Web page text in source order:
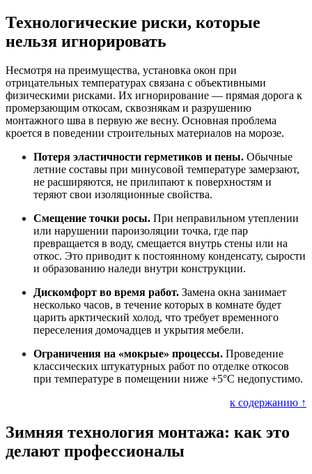
Технологические риски, которые
нельзя игнорировать
Несмотря на преимущества, установка окон при
отрицательных температурах связана с объективными
физическими рисками. Их игнорирование — прямая дорога к
промерзающим откосам, сквознякам и разрушению
монтажного шва в первую же весну. Основная проблема
кроется в поведении строительных материалов на морозе.
Потеря эластичности герметиков и пены. Обычные
летние составы при минусовой температуре замерзают,
не расширяются, не прилипают к поверхностям и
теряют свои изоляционные свойства.
Смещение точки росы. При неправильном утеплении
или нарушении пароизоляции точка, где пар
превращается в воду, смещается внутрь стены или на
откос. Это приводит к постоянному конденсату, сырости
и образованию наледи внутри конструкции.
Дискомфорт во время работ. Замена окна занимает
несколько часов, в течение которых в комнате будет
царить арктический холод, что требует временного
переселения домочадцев и укрытия мебели.
Ограничения на «мокрые» процессы. Проведение
классических штукатурных работ по отделке откосов
при температуре в помещении ниже +5°C недопустимо.
к содержанию ↑
Зимняя технология монтажа: как это
делают профессионалы